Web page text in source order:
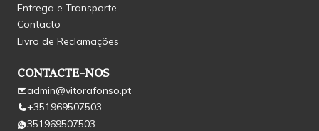
Entrega e Transporte
Contacto
Livro de Reclamações
CONTACTE-NOS
admin@vitorafonso.pt
+351969507503
351969507503